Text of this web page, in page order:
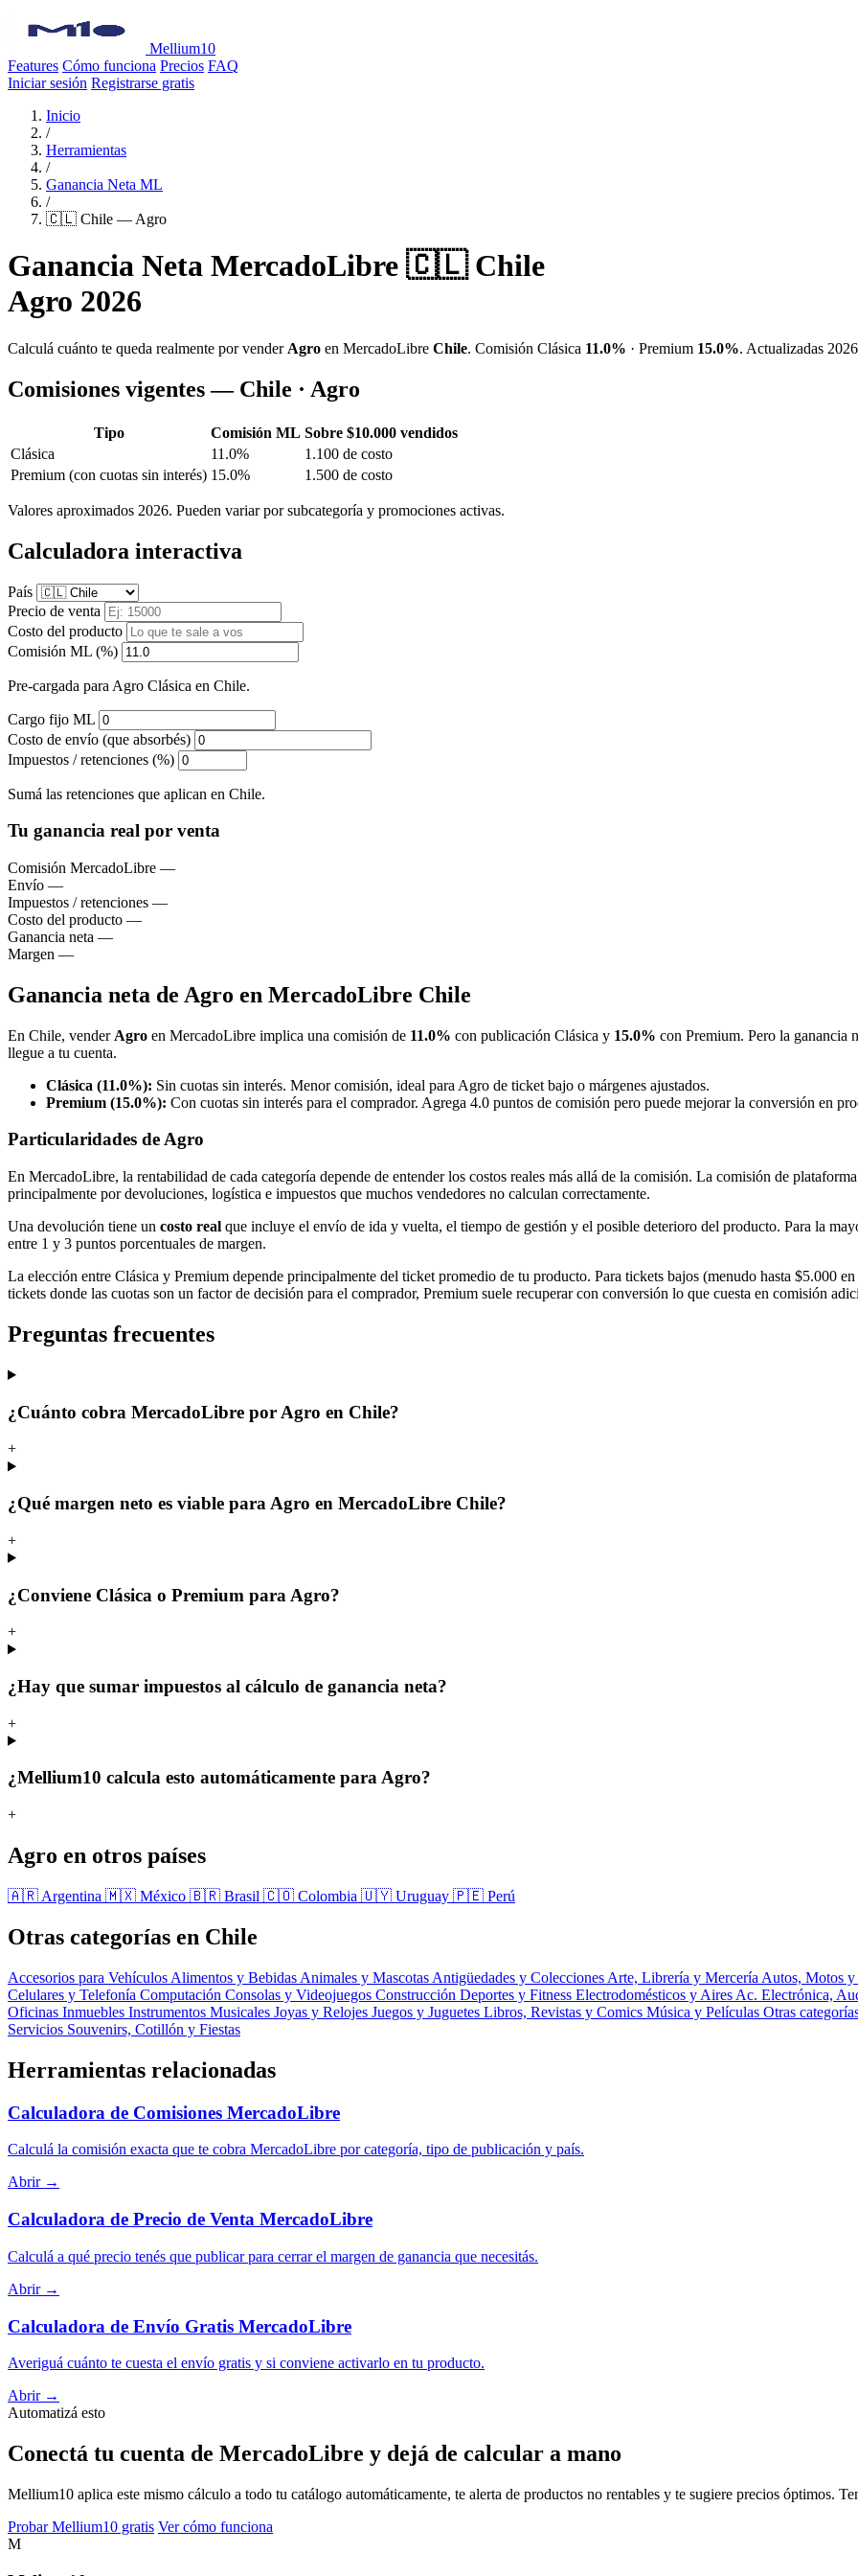
Mellium10
Features Cómo funciona Precios FAQ
Iniciar sesión Registrarse gratis
Inicio
/
Herramientas
/
Ganancia Neta ML
/
🇨🇱 Chile — Agro
Ganancia Neta MercadoLibre 🇨🇱 Chile
Agro 2026
Calculá cuánto te queda realmente por vender Agro en MercadoLibre Chile. Comisión Clásica 11.0% · Premium 15.0%. Actualizadas
Comisiones vigentes — Chile · Agro
Tipo Comisión ML Sobre $10.000 vendidos
Clásica
11.0%
1.100 de costo
Premium (con cuotas sin interés) 15.0% 1.500 de costo
Valores aproximados 2026. Pueden variar por subcategoría y promociones activas.
Calculadora interactiva
País
Precio de venta
Costo del producto
Comisión ML (%)
Pre-cargada para Agro Clásica en Chile.
Cargo fijo ML
Costo de envío (que absorbés)
Impuestos / retenciones (%)
Sumá las retenciones que aplican en Chile.
Tu ganancia real por venta
Comisión MercadoLibre —
Envío —
Impuestos / retenciones —
Costo del producto —
Ganancia neta —
Margen —
Ganancia neta de Agro en MercadoLibre Chile
En Chile, vender Agro en MercadoLibre implica una comisión de 11.0% con publicación Clásica y 15.0% con Premium. Pero la ganancia
llegue a tu cuenta.
Clásica (11.0%): Sin cuotas sin interés. Menor comisión, ideal para Agro de ticket bajo o márgenes ajustados.
Premium (15.0%): Con cuotas sin interés para el comprador. Agrega 4.0 puntos de comisión pero puede mejorar la conversión en
Particularidades de Agro
En MercadoLibre, la rentabilidad de cada categoría depende de entender los costos reales más allá de la comisión. La comisión de
principalmente por devoluciones, logística e impuestos que muchos vendedores no calculan correctamente.
Una devolución tiene un costo real que incluye el envío de ida y vuelta, el tiempo de gestión y el posible deterioro del producto. Para la
entre 1 y 3 puntos porcentuales de margen.
La elección entre Clásica y Premium depende principalmente del ticket promedio de tu producto. Para tickets bajos (menudo hasta $5.000
tickets donde las cuotas son un factor de decisión para el comprador, Premium suele recuperar con conversión lo que cuesta en comisión
Preguntas frecuentes
¿Cuánto cobra MercadoLibre por Agro en Chile?
+
¿Qué margen neto es viable para Agro en MercadoLibre Chile?
+
¿Conviene Clásica o Premium para Agro?
+
¿Hay que sumar impuestos al cálculo de ganancia neta?
+
¿Mellium10 calcula esto automáticamente para Agro?
+
Agro en otros países
🇦🇷 Argentina 🇲🇽 México 🇧🇷 Brasil 🇨🇴 Colombia 🇺🇾 Uruguay 🇵🇪 Perú
Otras categorías en Chile
Accesorios para Vehículos Alimentos y Bebidas Animales y Mascotas Antigüedades y Colecciones Arte, Librería y Mercería Autos, Motos y
Celulares y Telefonía Computación Consolas y Videojuegos Construcción Deportes y Fitness Electrodomésticos y Aires Ac. Electrónica,
Oficinas Inmuebles Instrumentos Musicales Joyas y Relojes Juegos y Juguetes Libros, Revistas y Comics Música y Películas Otras
Servicios Souvenirs, Cotillón y Fiestas
Herramientas relacionadas
Calculadora de Comisiones MercadoLibre
Calculá la comisión exacta que te cobra MercadoLibre por categoría, tipo de publicación y país.
Abrir →
Calculadora de Precio de Venta MercadoLibre
Calculá a qué precio tenés que publicar para cerrar el margen de ganancia que necesitás.
Abrir →
Calculadora de Envío Gratis MercadoLibre
Averiguá cuánto te cuesta el envío gratis y si conviene activarlo en tu producto.
Abrir →
Automatizá esto
Conectá tu cuenta de MercadoLibre y dejá de calcular a mano
Mellium10 aplica este mismo cálculo a todo tu catálogo automáticamente, te alerta de productos no rentables y te sugiere precios óptimos.
Probar Mellium10 gratis Ver cómo funciona
M